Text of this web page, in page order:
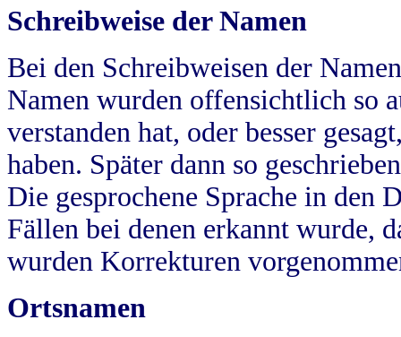
Schreibweise der Namen
Bei den Schreibweisen der
Namen wurden offensichtlich so
verstanden hat, oder besser
haben. Später dann so
Die gesprochene Sprache in
Fällen bei denen erkannt wurde,
wurden Korrekturen
Ortsnamen